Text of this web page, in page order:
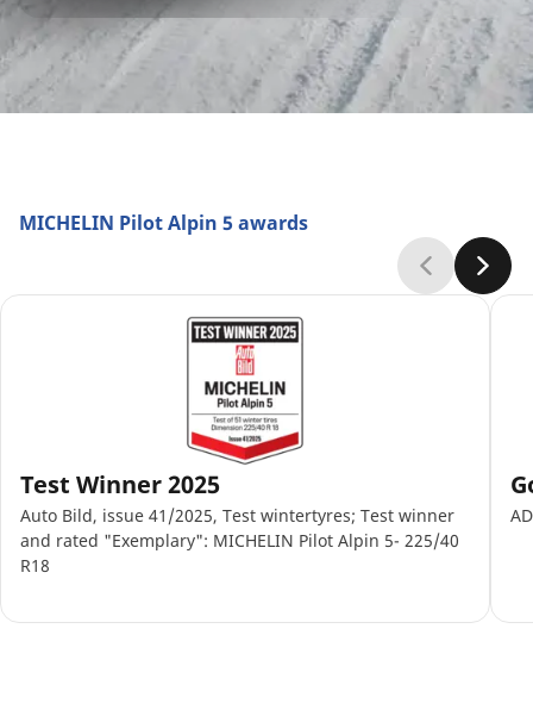
MICHELIN Pilot Alpin 5 awards
Test Winner 2025
Auto Bild, issue 41/2025, Test wintertyres; Test winner
and rated "Exemplary": MICHELIN Pilot Alpin 5- 225/40
R18